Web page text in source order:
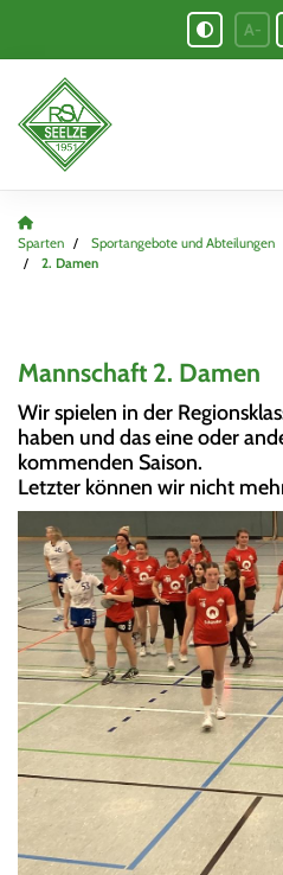
A-
Sparten Sportangebote und Abteilungen
2. Damen
Mannschaft 2. Damen
Wir spielen in der
haben und das eine oder
kommenden Saison.
Letzter können wir nicht